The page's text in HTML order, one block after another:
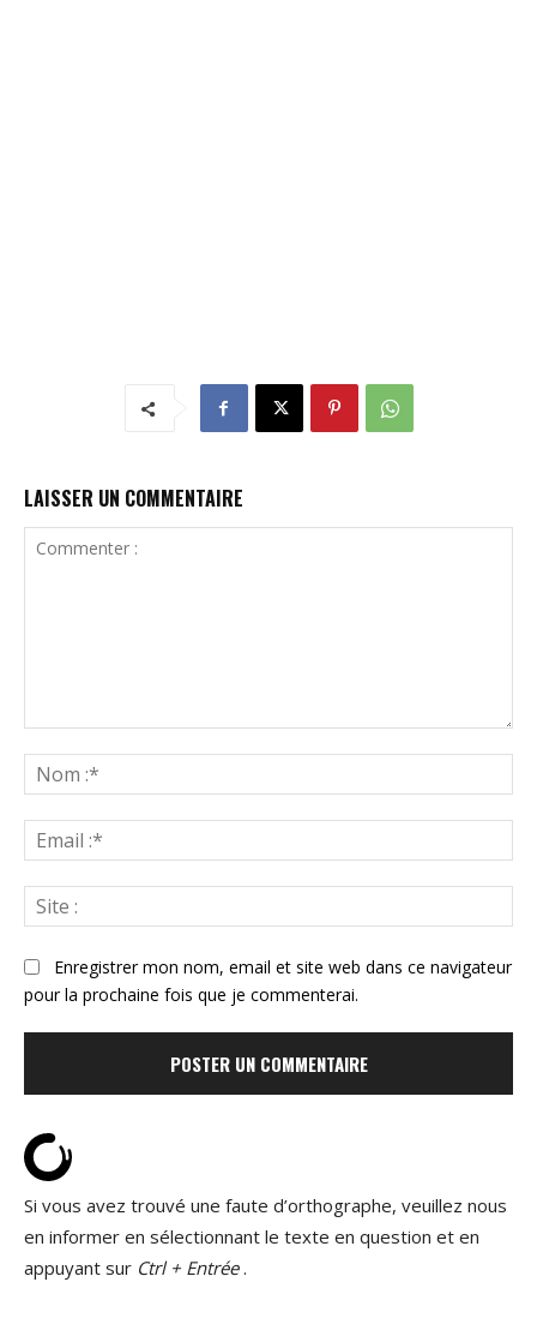
LAISSER UN COMMENTAIRE
:*
:*
:
Enregistrer mon nom, email et site web dans ce navigateur
pour la prochaine fois que je commenterai.
Si vous avez trouvé une faute d’orthographe, veuillez nous
en informer en sélectionnant le texte en question et en
appuyant sur Ctrl + Entrée.